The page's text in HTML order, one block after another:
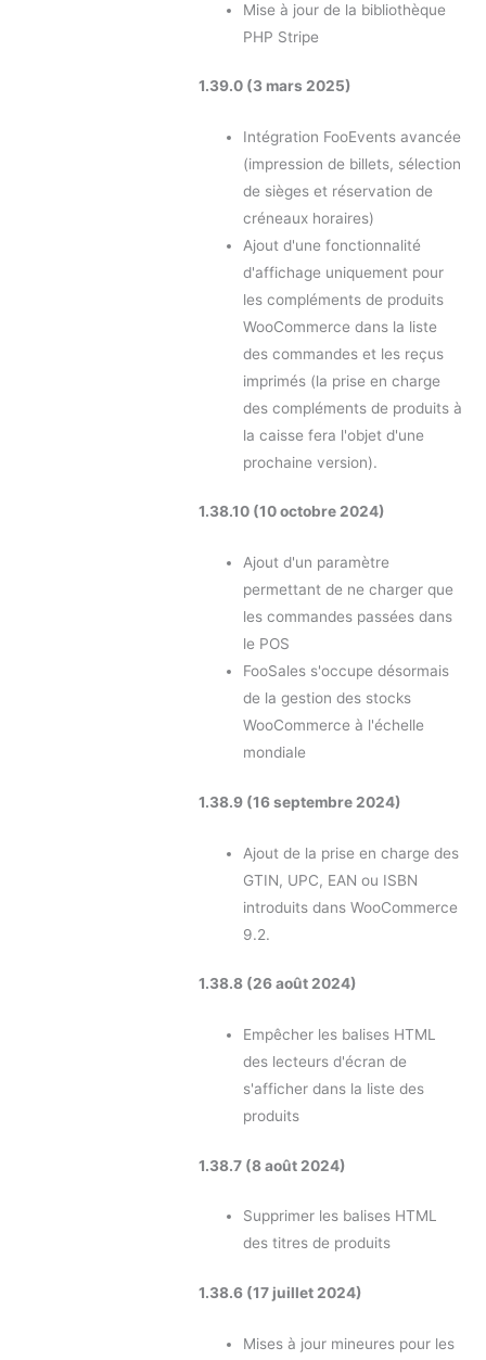
Mise à jour de la bibliothèque
PHP Stripe
1.39.0 (3 mars 2025)
Intégration FooEvents avancée
(impression de billets, sélection
de sièges et réservation de
créneaux horaires)
Ajout d'une fonctionnalité
d'affichage uniquement pour
les compléments de produits
WooCommerce dans la liste
des commandes et les reçus
imprimés (la prise en charge
des compléments de produits à
la caisse fera l'objet d'une
prochaine version).
1.38.10 (10 octobre 2024)
Ajout d'un paramètre
permettant de ne charger que
les commandes passées dans
le POS
FooSales s'occupe désormais
de la gestion des stocks
WooCommerce à l'échelle
mondiale
1.38.9 (16 septembre 2024)
Ajout de la prise en charge des
GTIN, UPC, EAN ou ISBN
introduits dans WooCommerce
9.2.
1.38.8 (26 août 2024)
Empêcher les balises HTML
des lecteurs d'écran de
s'afficher dans la liste des
produits
1.38.7 (8 août 2024)
Supprimer les balises HTML
des titres de produits
1.38.6 (17 juillet 2024)
Mises à jour mineures pour les